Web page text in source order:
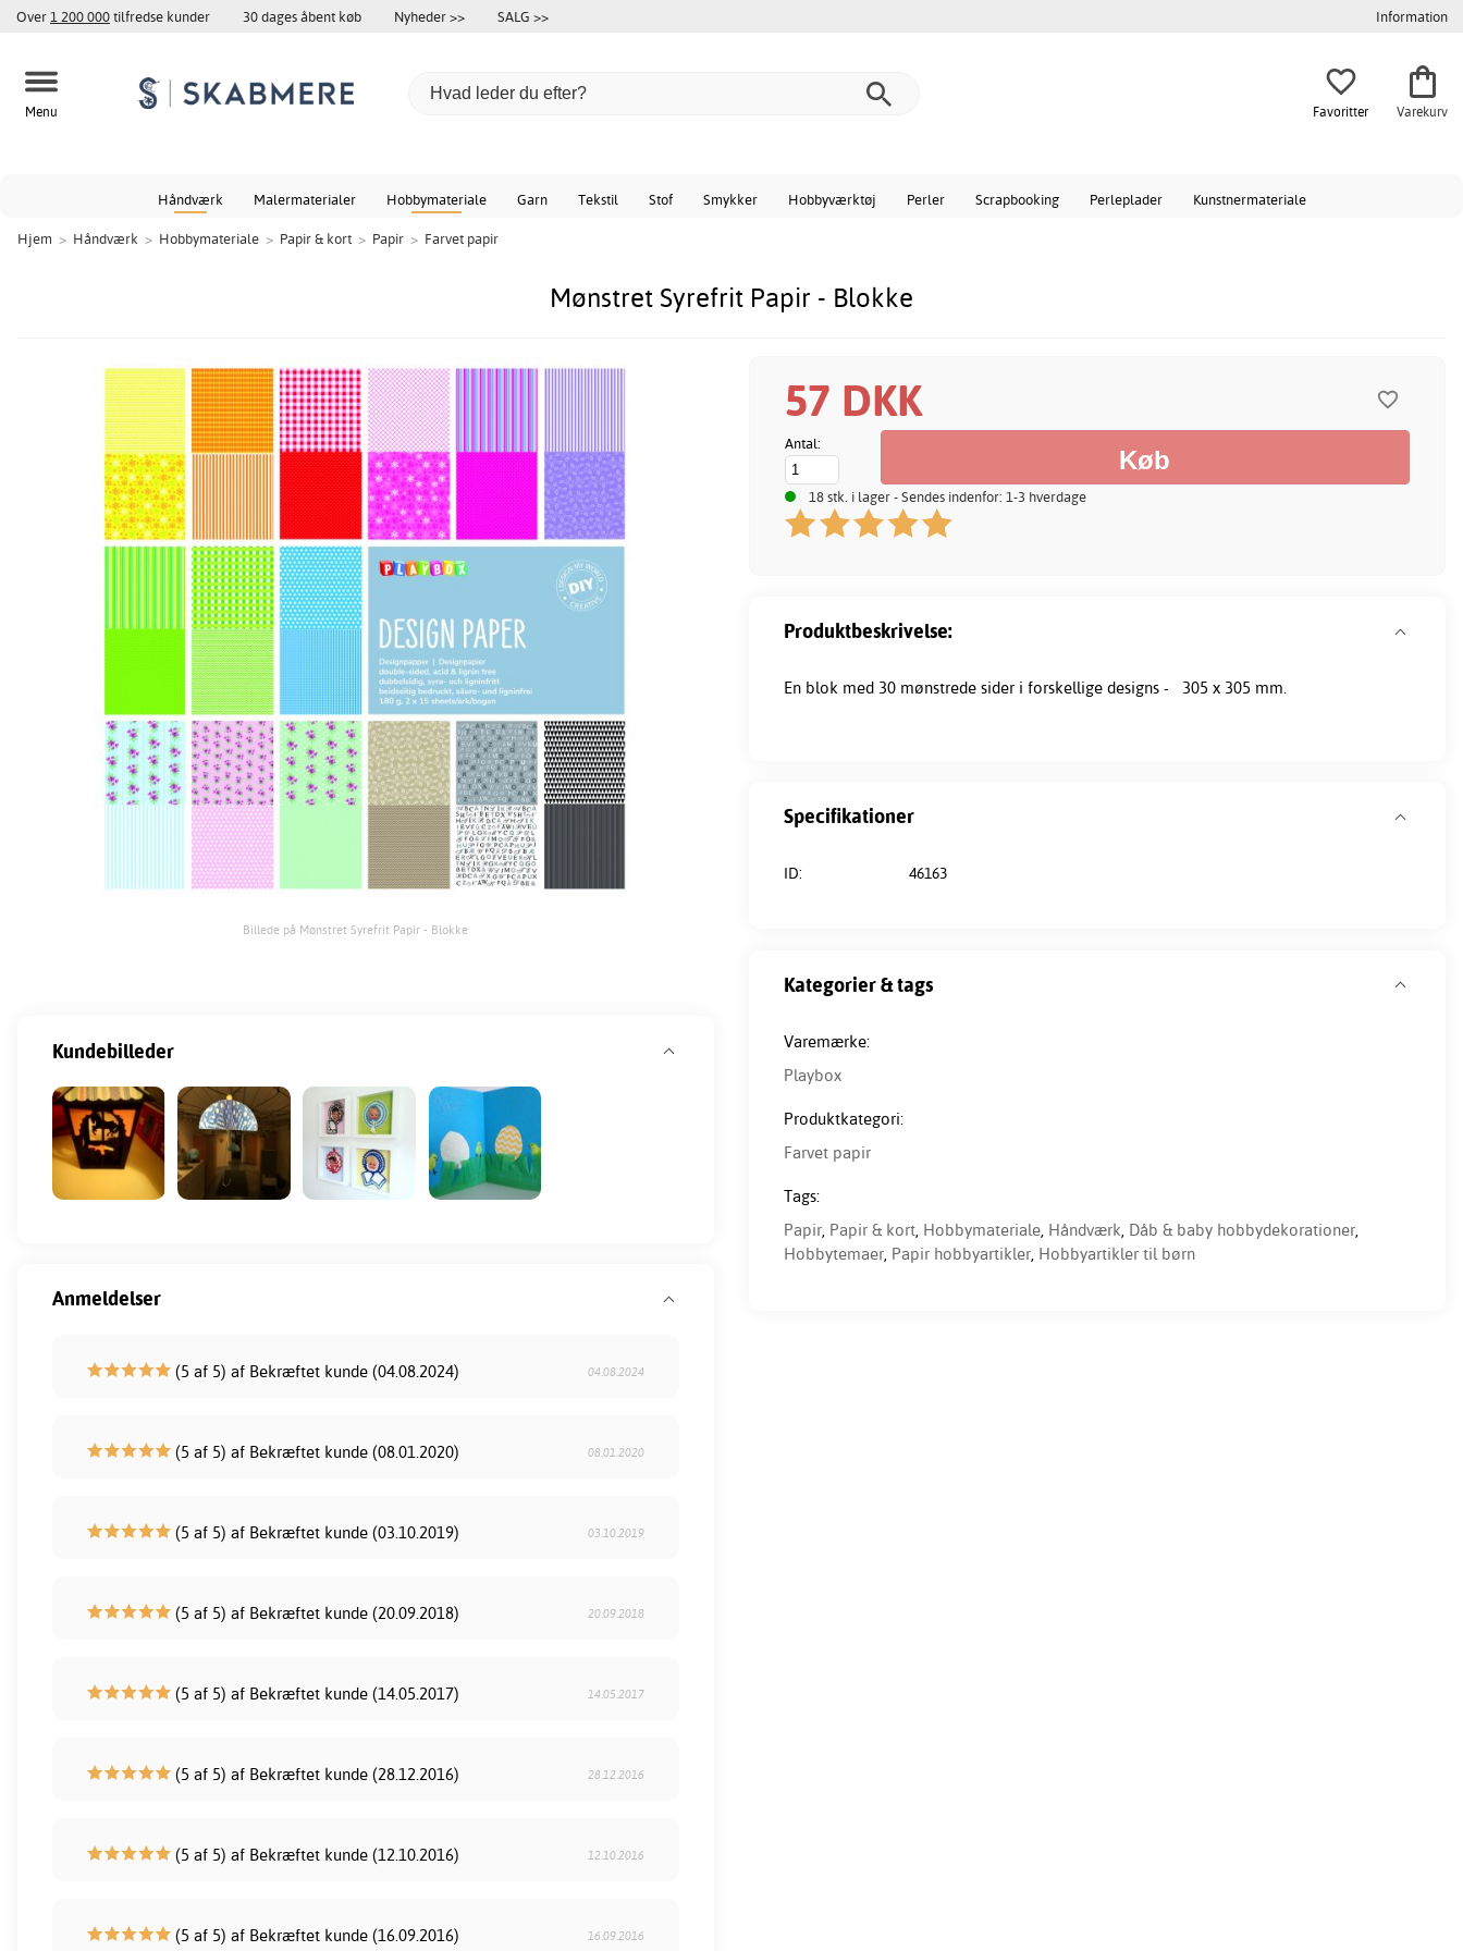
Over1 200 000tilfredse kunder 30 dages åbent køb Nyheder >> SALG >> Information
Menu Favoritter Varekurv
Håndværk Malermaterialer Hobbymateriale Garn Tekstil Stof Smykker Hobbyværktøj Perler Scrapbooking Perleplader Kunstnermateriale
Hjem > Håndværk > Hobbymateriale > Papir & kort > Papir > Farvet papir
Mønstret Syrefrit Papir - Blokke
Billede på Mønstret Syrefrit Papir - Blokke
57 DKK
Antal:
18 stk. i lager - Sendes indenfor: 1-3 hverdage
Produktbeskrivelse:
En blok med 30 mønstrede sider i forskellige designs - 305 x 305 mm.
Specifikationer
ID: 46163
Kategorier & tags
Varemærke:
Playbox
Produktkategori:
Farvet papir
Tags:
Papir, Papir & kort, Hobbymateriale, Håndværk, Dåb & baby hobbydekorationer,
Hobbytemaer, Papir hobbyartikler, Hobbyartikler til børn
Kundebilleder
Anmeldelser
(5 af 5) af Bekræftet kunde (04.08.2024) 04.08.2024
(5 af 5) af Bekræftet kunde (08.01.2020) 08.01.2020
(5 af 5) af Bekræftet kunde (03.10.2019) 03.10.2019
(5 af 5) af Bekræftet kunde (20.09.2018) 20.09.2018
(5 af 5) af Bekræftet kunde (14.05.2017) 14.05.2017
(5 af 5) af Bekræftet kunde (28.12.2016) 28.12.2016
(5 af 5) af Bekræftet kunde (12.10.2016) 12.10.2016
(5 af 5) af Bekræftet kunde (16.09.2016) 16.09.2016